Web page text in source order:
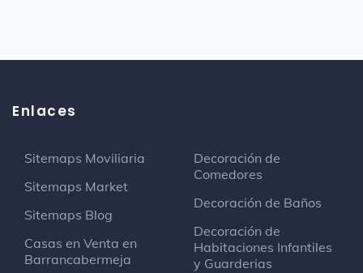
Enlaces
Sitemaps Moviliaria
Sitemaps Market
Sitemaps Blog
Casas en Venta en
Barrancabermeja
Decoración de
Comedores
Decoración de Baños
Decoración de
Habitaciones Infantiles
y Guarderias